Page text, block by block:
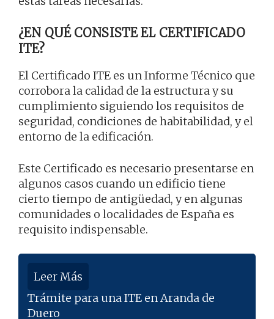
¿EN QUÉ CONSISTE EL CERTIFICADO
ITE?
El Certificado ITE es un Informe Técnico que
corrobora la calidad de la estructura y su
cumplimiento siguiendo los requisitos de
seguridad, condiciones de habitabilidad, y el
entorno de la edificación.
Este Certificado es necesario presentarse en
algunos casos cuando un edificio tiene
cierto tiempo de antigüedad, y en algunas
comunidades o localidades de España es
requisito indispensable.
Leer Más
Trámite para una ITE en Aranda de
Duero